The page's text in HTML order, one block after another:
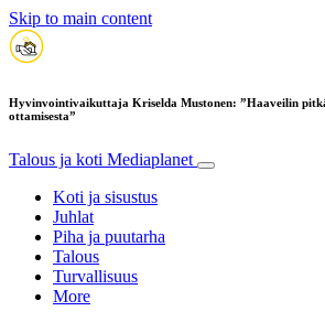
Skip to main content
Hyvinvointivaikuttaja Kriselda Mustonen: ”Haaveilin
ottamisesta”
Talous ja koti Mediaplanet
Koti ja sisustus
Juhlat
Piha ja puutarha
Talous
Turvallisuus
More